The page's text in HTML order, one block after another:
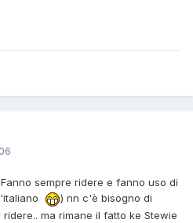
sempre ridere e fanno uso di
) nn c'è bisogno di
ma rimane il fatto ke Stewie